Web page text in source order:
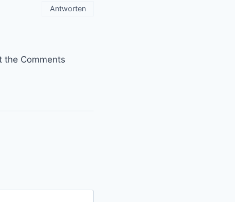
the Comments
Antworten